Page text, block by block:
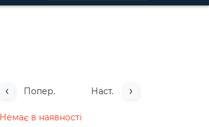
Попер. Наст.
Немає в наявності